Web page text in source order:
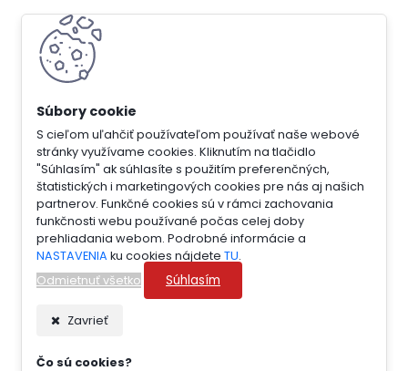
S cieľom uľahčiť používateľom používať naše webové
stránky využívame cookies. Kliknutím na tlačidlo
"Súhlasím" ak súhlasíte s použitím preferenčných,
štatistických i marketingových cookies pre nás aj našich
partnerov. Funkčné cookies sú v rámci zachovania
funkčnosti webu používané počas celej doby
prehliadania webom. Podrobné informácie a
NASTAVENIA ku cookies nájdete TU.
Odmietnuť všetko
Súhlasím
Zavrieť
Čo sú cookies?